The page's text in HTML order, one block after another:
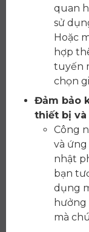
quan
sử
Hoặc
hợp
tuyến
chọn
Đảm bảo
thiết bị
Công
và ứng
nhật
bạn
dụng
hưởng
mà